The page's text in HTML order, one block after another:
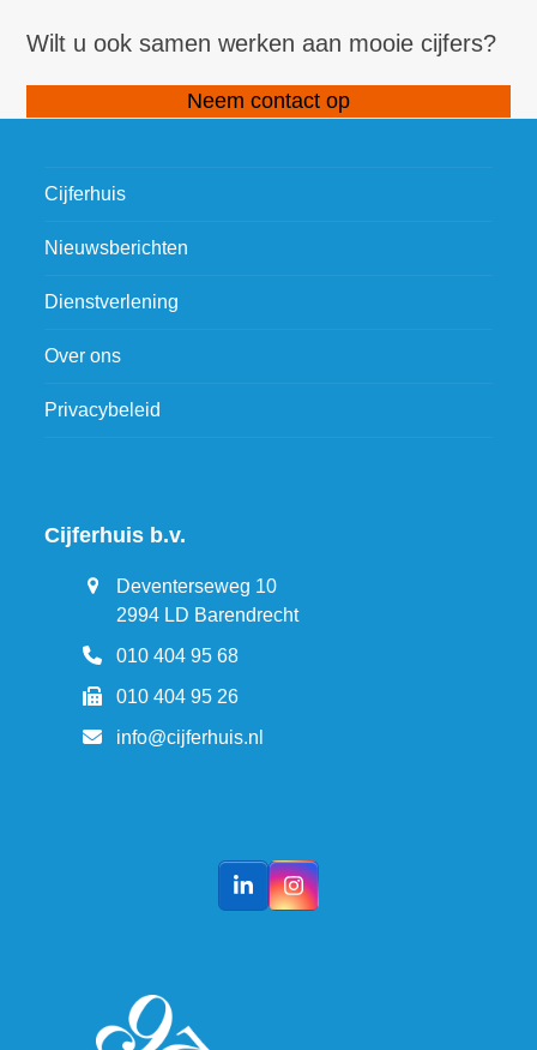
Wilt u ook samen werken aan mooie cijfers?
Neem contact op
Cijferhuis
Nieuwsberichten
Dienstverlening
Over ons
Privacybeleid
Cijferhuis b.v.
Deventerseweg 10
2994 LD Barendrecht
010 404 95 68
010 404 95 26
info@cijferhuis.nl
LinkedInInstagram